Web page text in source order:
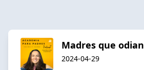
Madres que odian
2024-04-29